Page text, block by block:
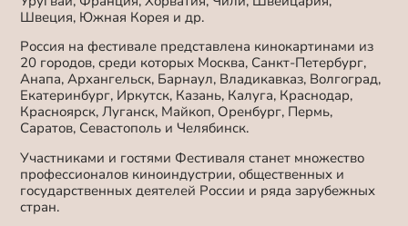
Швеция, Южная Корея и др.
Россия на фестивале представлена кинокартинами из
20 городов, среди которых Москва, Санкт-Петербург,
Анапа, Архангельск, Барнаул, Владикавказ, Волгоград,
Екатеринбург, Иркутск, Казань, Калуга, Краснодар,
Красноярск, Луганск, Майкоп, Оренбург, Пермь,
Саратов, Севастополь и Челябинск.
Участниками и гостями Фестиваля станет множество
профессионалов киноиндустрии, общественных и
государственных деятелей России и ряда зарубежных
стран.